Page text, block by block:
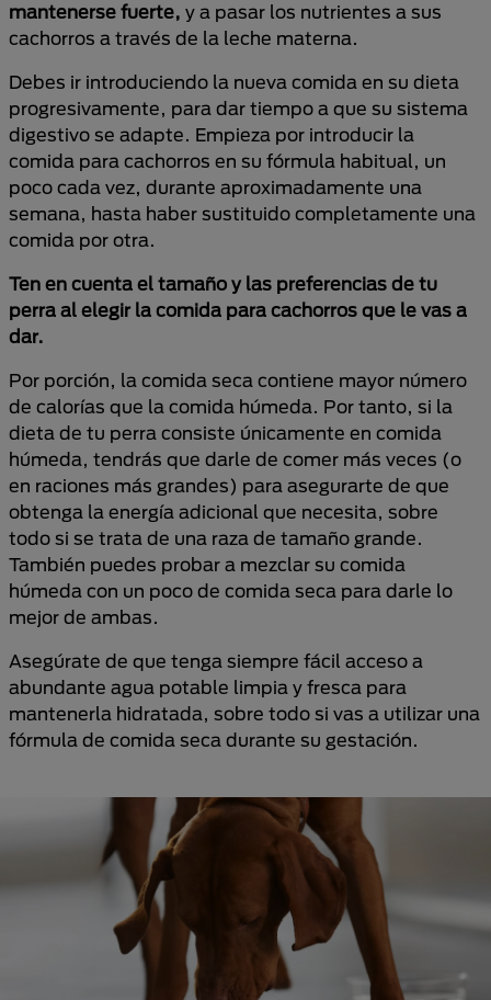
mantenerse fuerte, y a pasar los nutrientes a sus
cachorros a través de la leche materna.
Debes ir introduciendo la nueva comida en su dieta
progresivamente, para dar tiempo a que su sistema
digestivo se adapte. Empieza por introducir la
comida para cachorros en su fórmula habitual, un
poco cada vez, durante aproximadamente una
semana, hasta haber sustituido completamente una
comida por otra.
Ten en cuenta el tamaño y las preferencias de tu
perra al elegir la comida para cachorros que le vas a
dar.
Por porción, la comida seca contiene mayor número
de calorías que la comida húmeda. Por tanto, si la
dieta de tu perra consiste únicamente en comida
húmeda, tendrás que darle de comer más veces (o
en raciones más grandes) para asegurarte de que
obtenga la energía adicional que necesita, sobre
todo si se trata de una raza de tamaño grande.
También puedes probar a mezclar su comida
húmeda con un poco de comida seca para darle lo
mejor de ambas.
Asegúrate de que tenga siempre fácil acceso a
abundante agua potable limpia y fresca para
mantenerla hidratada, sobre todo si vas a utilizar una
fórmula de comida seca durante su gestación.